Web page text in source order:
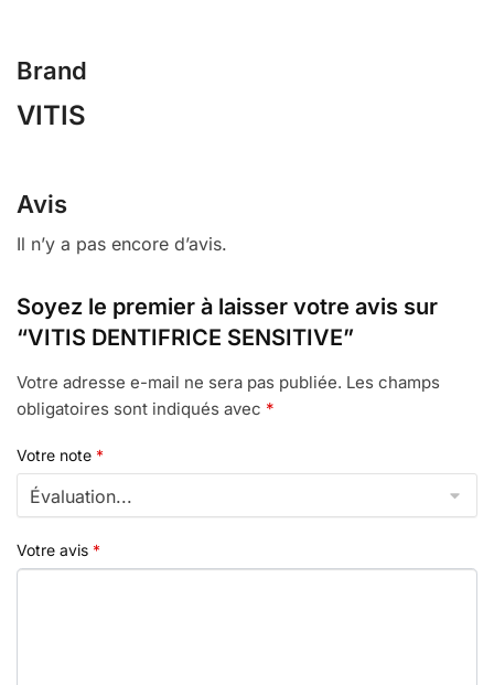
Brand
VITIS
Avis
Il n’y a pas encore d’avis.
Soyez le premier à laisser votre avis sur
“VITIS DENTIFRICE SENSITIVE”
Votre adresse e-mail ne sera pas publiée. Les champs
obligatoires sont indiqués avec *
Votre note *
Votre avis *